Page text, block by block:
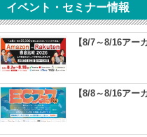
イベント・セミナー情報
【8/7～8/16アー
【8/8～8/16アー